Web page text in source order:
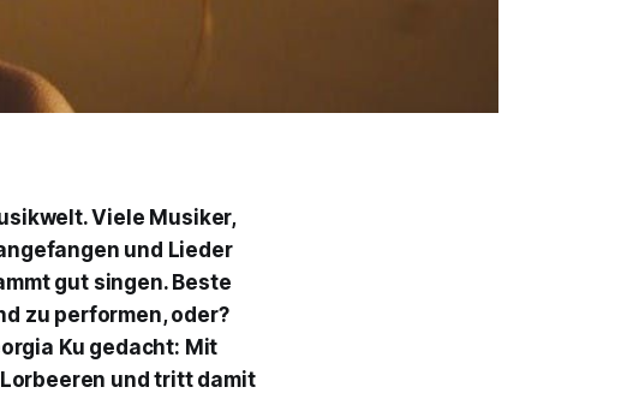
Viele Musiker,
und Lieder
gut singen. Beste
zu performen, oder?
Ku gedacht: Mit
und tritt damit